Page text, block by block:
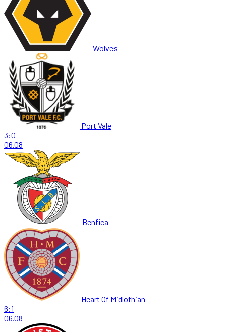
Wolves
Port Vale
3:0
06.08
Benfica
Heart Of Midlothian
6:1
06.08